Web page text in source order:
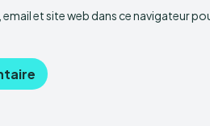
et site web dans ce navigateur